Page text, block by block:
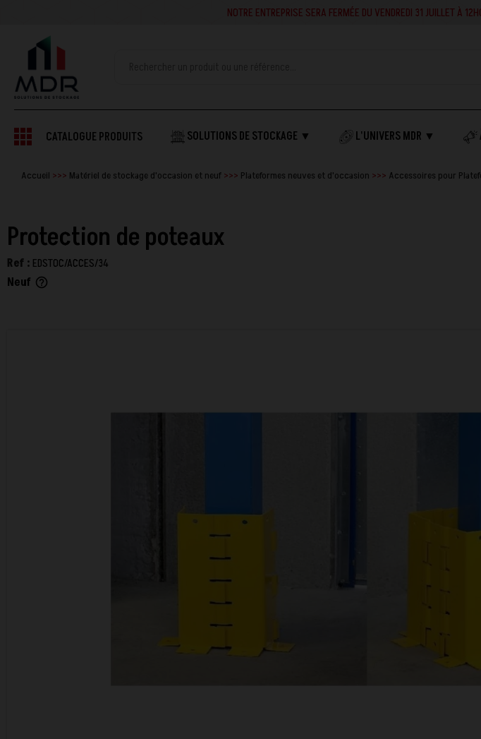
NOTRE ENTREPRISE SERA FERMÉE DU VENDREDI 31 JUILLET À
CATALOGUE PRODUITS SOLUTIONS DE STOCKAGE ▼ L'UNIVERS MDR ▼
Accueil Matériel de stockage d'occasion et neuf Plateformes neuves et d'occasion Accessoires pour
Protection de poteaux
Ref : EDSTOC/ACCES/34
Neuf help_outline